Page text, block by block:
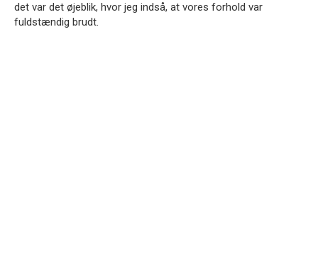
det var det øjeblik, hvor jeg indså, at vores forhold var
fuldstændig brudt.